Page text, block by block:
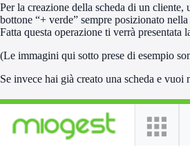
Per la creazione della scheda di un
bottone “+ verde” sempre posizionato
Fatta questa operazione ti verrà presentata
(Le immagini qui sotto prese di esempio
Se invece hai già creato una scheda e